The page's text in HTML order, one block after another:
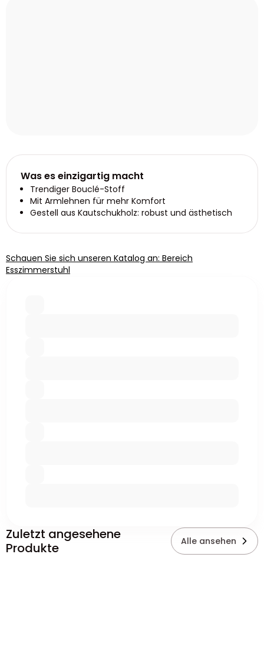
Was es einzigartig macht
Trendiger Bouclé-Stoff
Mit Armlehnen für mehr Komfort
Gestell aus Kautschukholz: robust und ästhetisch
Schauen Sie sich unseren Katalog an: Bereich
Esszimmerstuhl
Zuletzt angesehene
Produkte
Alle ansehen